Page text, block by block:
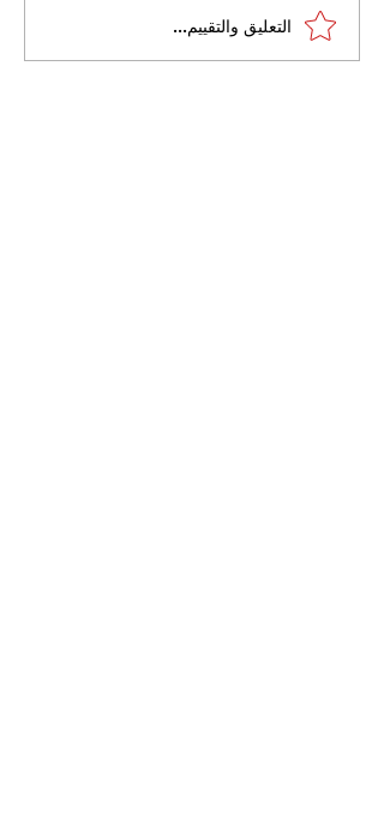
القضاء الإداري يقضي بحل
نقابة "كنابست"
التعليق والتقييم...